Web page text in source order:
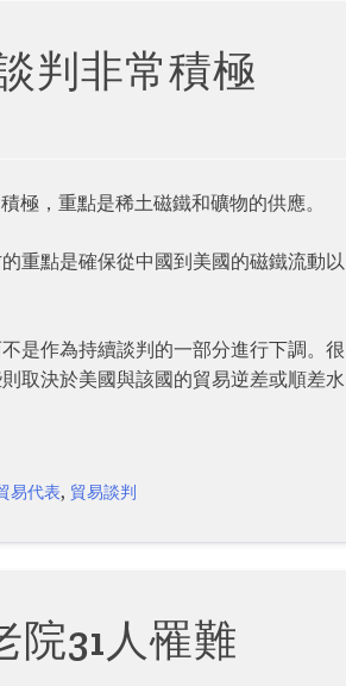
判非常積極
極，重點是稀土磁鐵和礦物的供應。
重點是確保從中國到美國的磁鐵流動以
是作為持續談判的一部分進行下調。很
取決於美國與該國的貿易逆差或順差水
易代表, 貿易談判
院31人罹難